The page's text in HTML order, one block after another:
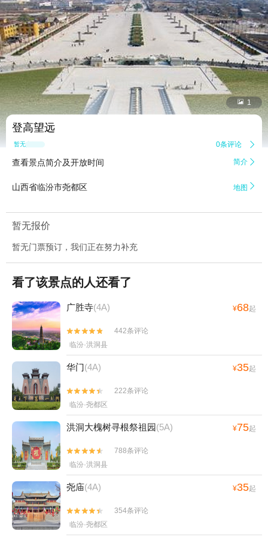
 1
登高望远
暂无点评 0条评论 
查看景点简介及开放时间 简介 
山西省临汾市尧都区 地图 
暂无报价
暂无门票预订，我们正在努力补充
看了该景点的人还看了
广胜寺(4A) ¥68起


442条评论
临汾·洪洞县
华门(4A) ¥35起


222条评论
临汾·尧都区
洪洞大槐树寻根祭祖园(5A) ¥75起


788条评论
临汾·洪洞县
尧庙(4A) ¥35起


354条评论
临汾·尧都区
